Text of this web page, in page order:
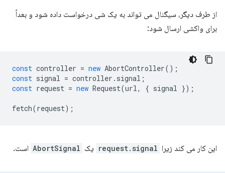
از طرف دیگر، سیگنال می تواند به یک شی درخواست داده شود و بعداً
برای واکشی ارسال شود:
const controller = new AbortController();
const signal = controller . signal ;
const request = new Request(url, { signal });
fetch(request);
این کار می کند زیرا request.signal یک AbortSignal است.